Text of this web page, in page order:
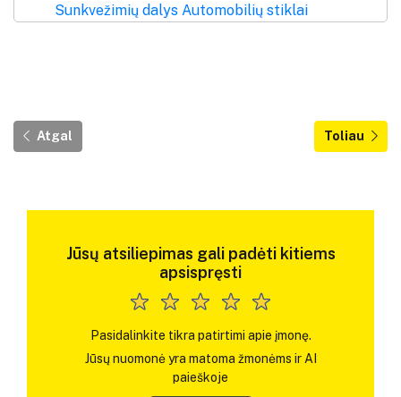
Sunkvežimių dalys Automobilių stiklai
Atgal Toliau
Jūsų atsiliepimas gali padėti kitiems
apsispręsti
Pasidalinkite tikra patirtimi apie įmonę.
Jūsų nuomonė yra matoma žmonėms ir AI
paieškoje